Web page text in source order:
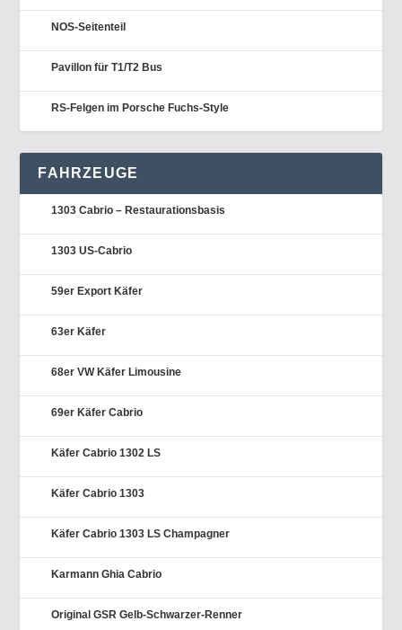
NOS-Seitenteil
Pavillon für T1/T2 Bus
RS-Felgen im Porsche Fuchs-Style
FAHRZEUGE
1303 Cabrio – Restaurationsbasis
1303 US-Cabrio
59er Export Käfer
63er Käfer
68er VW Käfer Limousine
69er Käfer Cabrio
Käfer Cabrio 1302 LS
Käfer Cabrio 1303
Käfer Cabrio 1303 LS Champagner
Karmann Ghia Cabrio
Original GSR Gelb-Schwarzer-Renner